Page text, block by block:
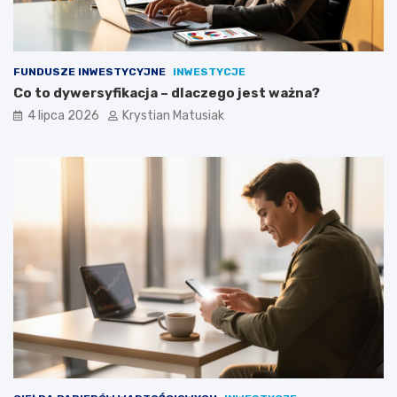
FUNDUSZE INWESTYCYJNE INWESTYCJE
Co to dywersyfikacja – dlaczego jest ważna?
4 lipca 2026 Krystian Matusiak